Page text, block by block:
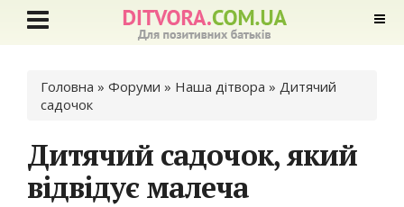
Ви є тут
Головна » Форуми » Наша дітвора » Дитячий
садочок
Дитячий садочок, який
відвідує малеча